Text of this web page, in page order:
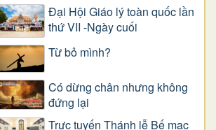
Đại Hội Giáo lý toàn quốc lần
thứ VII -Ngày cuối
Từ bỏ mình?
Có dừng chân nhưng không
đứng lại
Trực tuyến Thánh lễ Bế mạc